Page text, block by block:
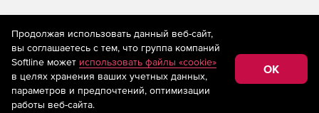
На информационном ресурсе store.softline.ru применяются
рекомендательные технологии(информационные технологии
предоставления информации на основе сбора,
систематизации и анализа сведений, относящихся к
предпочтениям пользователей сети «Интернет»,
находящихся на территории Российской Федерации)
Продолжая использовать данный веб-сайт,
вы соглашаетесь с тем, что группа компаний
Softline может использовать файлы «cookie»
в целях хранения ваших учетных данных,
параметров и предпочтений, оптимизации
работы веб-сайта.
OK